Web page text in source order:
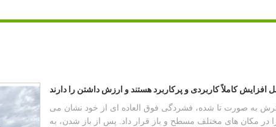
به صورت تا شده، فشردگی فوق العاده ای از خود نشان می
در مکان های مختلف مسطح و باز قرار داد. پس از باز شدن، به